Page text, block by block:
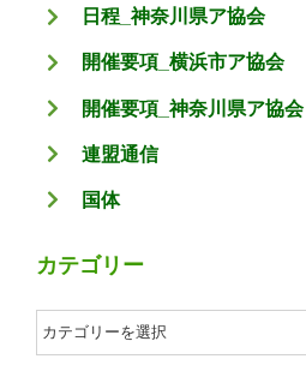
日程_神奈川県ア協会
開催要項_横浜市ア協会
開催要項_神奈川県ア協会
連盟通信
国体
カテゴリー
カ
テ